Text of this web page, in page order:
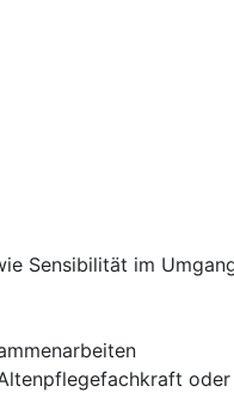
Sensibilität im